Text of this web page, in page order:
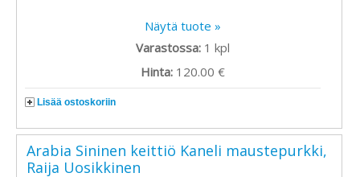
Näytä tuote »
Varastossa: 1 kpl
Hinta: 120.00 €
Lisää ostoskoriin
Arabia Sininen keittiö Kaneli maustepurkki,
Raija Uosikkinen